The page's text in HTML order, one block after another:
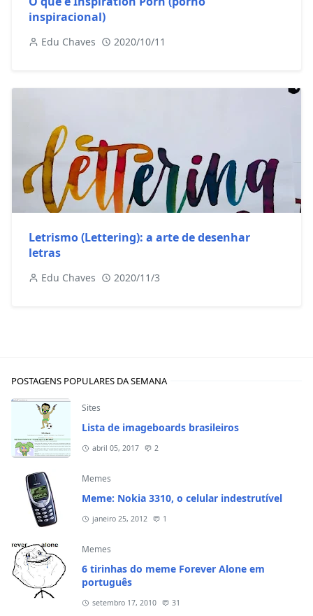
inspiracional)
Edu Chaves 2020/10/11
Letrismo (Lettering): a arte de desenhar
letras
Edu Chaves 2020/11/3
POSTAGENS POPULARES DA SEMANA
Sites
Lista de imageboards brasileiros
abril 05, 2017 2
Memes
Meme: Nokia 3310, o celular indestrutível
janeiro 25, 2012 1
Memes
6 tirinhas do meme Forever Alone em
português
setembro 17, 2010 31